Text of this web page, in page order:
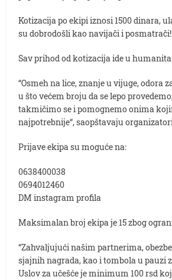
Kotizacija po ekipi iznosi 1500 dinara,
su dobrodošli kao navijači i posmatrači!
Sav prihod od kotizacija ide u
“Osmeh na lice, znanje u vijuge, odora
u što većem broju da se lepo
takmičimo se i pomognemo onima
najpotrebnije“, saopštavaju
Prijave ekipa su moguće na:
0638400038
0694012460
DM instagram profila
Maksimalan broj ekipa je 15 zbog
“Zahvaljujući našim partnerima,
sjajnih nagrada, kao i tombola u pauzi
Uslov za učešće je minimum 100 rsd